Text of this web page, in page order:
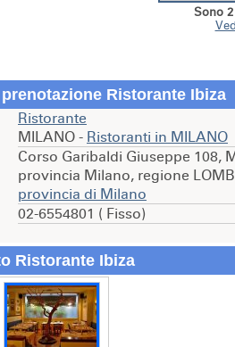
Sono
Ristorante Ibiza
Ristorante
MILANO - Ristoranti in MILANO
Corso Garibaldi Giuseppe 108,
provincia Milano, regione
provincia di Milano
02-6554801 ( Fisso)
Ristorante Ibiza